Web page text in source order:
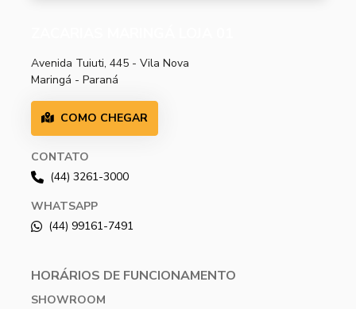
Avenida Tuiuti, 445 - Vila Nova
Maringá - Paraná
COMO CHEGAR
CONTATO
(44) 3261-3000
WHATSAPP
(44) 99161-7491
HORÁRIOS DE FUNCIONAMENTO
SHOWROOM